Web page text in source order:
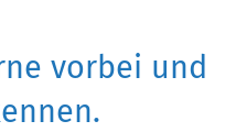
vorbei und